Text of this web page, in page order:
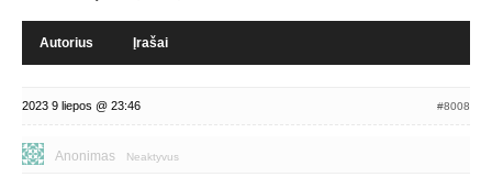
Autorius Įrašai
2023 9 liepos @ 23:46 #8008
Anonimas Neaktyvus